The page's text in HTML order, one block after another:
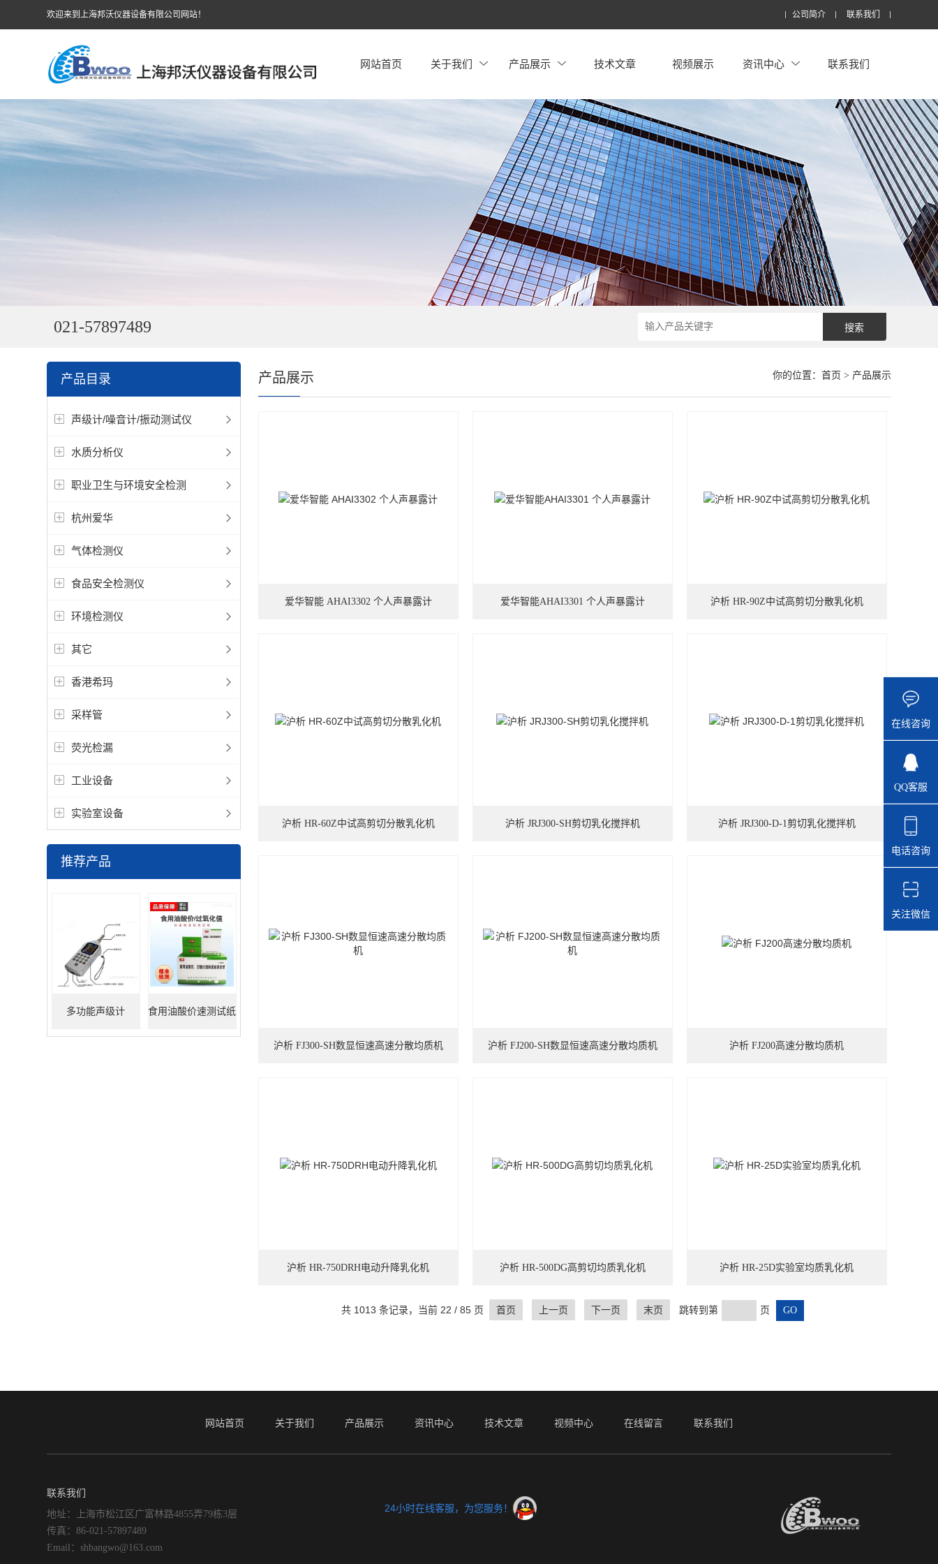
欢迎来到上海邦沃仪器设备有限公司网站！ 公司简介 联系我们
网站首页 关于我们 产品展示 技术文章 视频展示 资讯中心 联系我们
021-57897489
产品目录
声级计/噪音计/振动测试仪
水质分析仪
职业卫生与环境安全检测
杭州爱华
气体检测仪
食品安全检测仪
环境检测仪
其它
香港希玛
采样管
荧光检漏
工业设备
实验室设备
推荐产品
多功能声级计 食用油酸价速测试纸
你的位置： 首页 > 产品展示
产品展示
爱华智能 AHAI3302 个人声暴露计 爱华智能AHAI3301 个人声暴露计 沪析 HR-90Z中试高剪切分散乳化机
沪析 HR-60Z中试高剪切分散乳化机 沪析 JRJ300-SH剪切乳化搅拌机 沪析 JRJ300-D-1剪切乳化搅拌机
沪析 FJ300-SH数显恒速高速分散均质机 沪析 FJ200-SH数显恒速高速分散均质机 沪析 FJ200高速分散均质机
沪析 HR-750DRH电动升降乳化机 沪析 HR-500DG高剪切均质乳化机 沪析 HR-25D实验室均质乳化机
共 1013 条记录，当前 22 / 85 页 首页 上一页 下一页 末页 跳转到第 页
网站首页 关于我们 产品展示 资讯中心 技术文章 视频中心 在线留言 联系我们
联系我们
地址：上海市松江区广富林路4855弄79栋3层
传真：86-021-57897489
Email：shbangwo@163.com
24小时在线客服，为您服务！
在线咨询
QQ客服
电话咨询
关注微信